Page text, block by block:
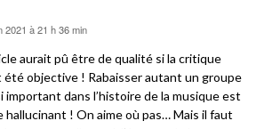
2021 à 21 h 36 min
aurait pû être de qualité si la critique
été objective ! Rabaisser autant un groupe
important dans l’histoire de la musique est
hallucinant ! On aime où pas… Mais il faut